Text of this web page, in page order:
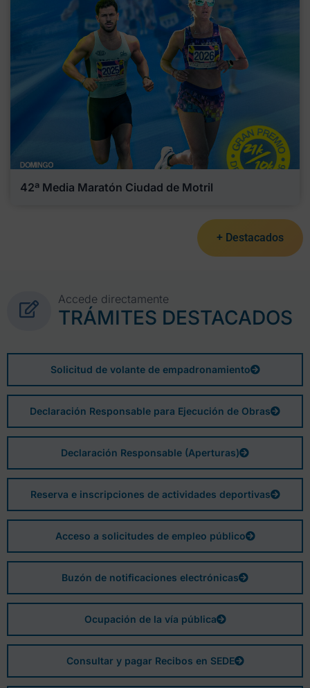
42ª Media Maratón Ciudad de Motril
+ Destacados
Accede directamente
TRÁMITES DESTACADOS
Solicitud de volante de empadronamiento
Declaración Responsable para Ejecución de Obras
Declaración Responsable (Aperturas)
Reserva e inscripciones de actividades deportivas
Acceso a solicitudes de empleo público
Buzón de notificaciones electrónicas
Ocupación de la vía pública
Consultar y pagar Recibos en SEDE